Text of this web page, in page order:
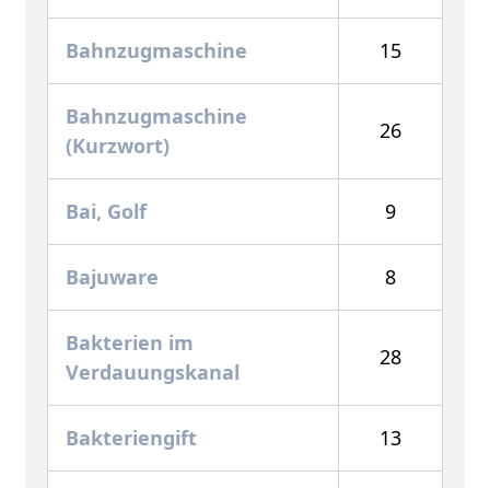
Bahnzugmaschine 15
Bahnzugmaschine
(Kurzwort)
26
Bai, Golf 9
Bajuware 8
Bakterien im
Verdauungskanal
28
Bakteriengift 13